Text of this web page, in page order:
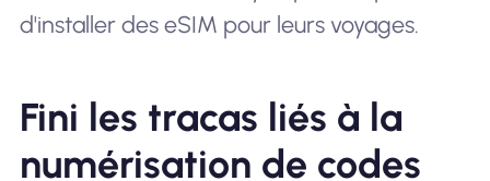
d'installer des eSIM pour leurs voyages.
Fini les tracas liés à la
numérisation de codes